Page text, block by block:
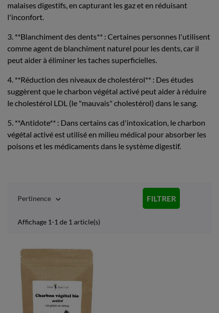
malaises digestifs, en capturant les gaz et en réduisant
l'inconfort.
3. **Blanchiment des dents** : Certaines personnes l'utilisent
comme agent de blanchiment naturel pour les dents, car il
peut aider à éliminer les taches superficielles.
4. **Réduction des niveaux de cholestérol** : Des études
suggèrent que le charbon végétal activé peut aider à réduire
le cholestérol LDL (le "mauvais" cholestérol) dans le sang.
5. **Antidote** : Dans certains cas d'intoxication, le charbon
végétal activé est utilisé en milieu médical pour absorber les
poisons et les médicaments dans le système digestif.
Pertinence  FILTRER
Affichage 1-1 de 1 article(s)